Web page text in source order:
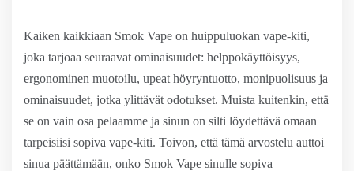
Kaiken kaikkiaan Smok Vape on huippuluokan vape-kiti,
joka tarjoaa seuraavat ominaisuudet: helppokäyttöisyys,
ergonominen muotoilu, upeat höyryntuotto, monipuolisuus ja
ominaisuudet, jotka ylittävät odotukset. Muista kuitenkin, että
se on vain osa pelaamme ja sinun on silti löydettävä omaan
tarpeisiisi sopiva vape-kiti. Toivon, että tämä arvostelu auttoi
sinua päättämään, onko Smok Vape sinulle sopiva